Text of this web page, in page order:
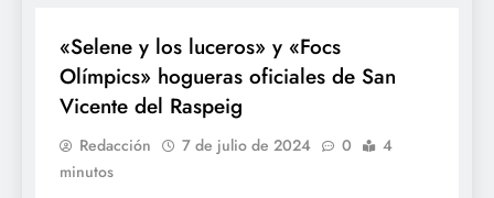
«Selene y los luceros» y «Focs
Olímpics» hogueras oficiales de San
Vicente del Raspeig
Redacción 7 de julio de 2024 0
4
minutos